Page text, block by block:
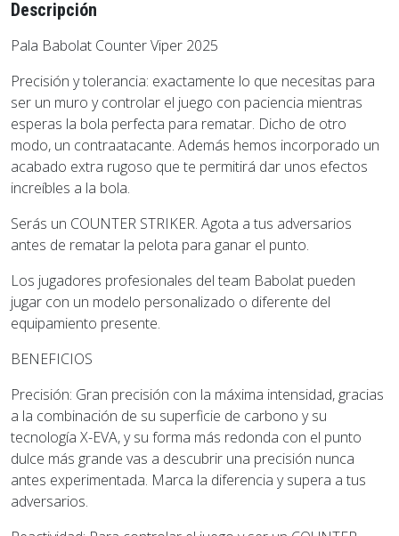
Descripción
Pala Babolat Counter Viper 2025
Precisión y tolerancia: exactamente lo que necesitas para
ser un muro y controlar el juego con paciencia mientras
esperas la bola perfecta para rematar. Dicho de otro
modo, un contraatacante. Además hemos incorporado un
acabado extra rugoso que te permitirá dar unos efectos
increíbles a la bola.
Serás un COUNTER STRIKER. Agota a tus adversarios
antes de rematar la pelota para ganar el punto.
Los jugadores profesionales del team Babolat pueden
jugar con un modelo personalizado o diferente del
equipamiento presente.
BENEFICIOS
Precisión: Gran precisión con la máxima intensidad, gracias
a la combinación de su superficie de carbono y su
tecnología X-EVA, y su forma más redonda con el punto
dulce más grande vas a descubrir una precisión nunca
antes experimentada. Marca la diferencia y supera a tus
adversarios.